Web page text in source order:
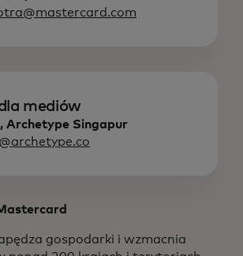
mediów
Archetype Singapur
gospodarki i wzmacnia